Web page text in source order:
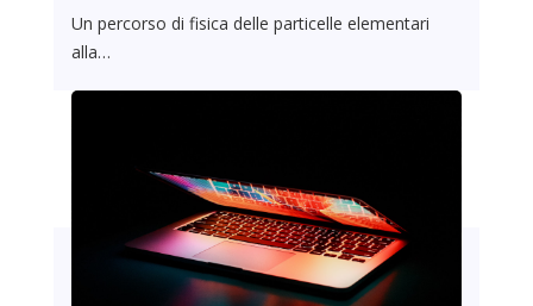
Un percorso di fisica delle particelle elementari
alla…